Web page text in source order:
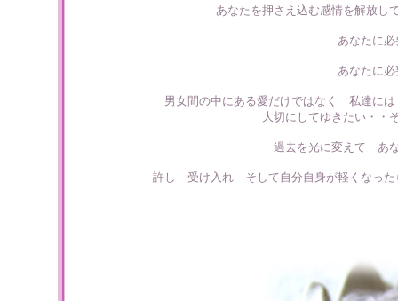
あなたを押さえ込む感情を解放
あなたに
あなたに
男女間の中にある愛だけではなく 私達に
大切にしてゆきたい・・
過去を光に変えて あ
許し 受け入れ そして自分自身が軽くなっ